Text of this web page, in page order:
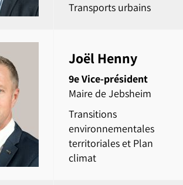
Transports urbains
Joël Henny
9e Vice-président
Maire de Jebsheim
Transitions
environnementales
territoriales et Plan
climat